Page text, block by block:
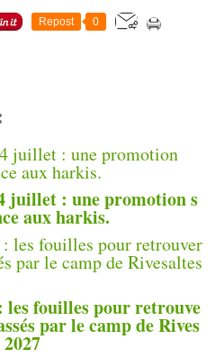
Repost 0
juillet : une promotion s
aux harkis.
les fouilles pour retrouve
par le camp de Rives